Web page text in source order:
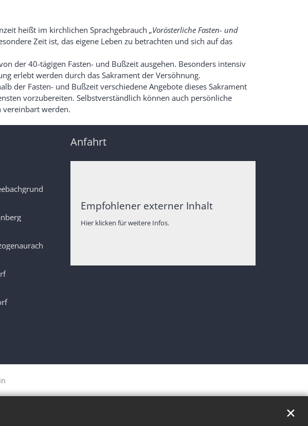
✕
heißt im kirchlichen Sprachgebrauch „Vorösterliche Fasten- und
Zeit ist, das eigene Leben zu betrachten und sich auf das
der 40-tägigen Fasten- und Bußzeit ausgehen. Besonders intensiv
erlebt werden durch das Sakrament der Versöhnung.
der Fasten- und Bußzeit verschiedene Angebote dieses Sakrament
vorzubereiten. Selbstverständlich können auch persönliche
vereinbart werden.
Anfahrt
Empfohlener externer Inhalt
Hier klicken für weitere Infos.